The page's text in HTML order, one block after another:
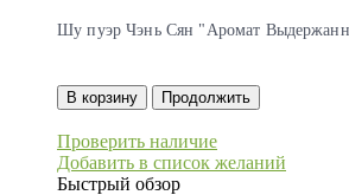
Шу пуэр Чэнь Сян "Аромат
В корзину Продолжить
Проверить наличие
Добавить в список желаний
Быстрый обзор